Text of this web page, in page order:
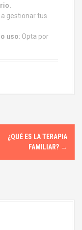
gestionar tus
uso: Opta por
¿QUÉ ES LA TERAPIA
FAMILIAR? →